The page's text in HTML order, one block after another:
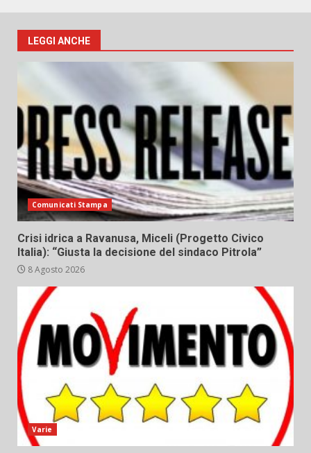
LEGGI ANCHE
Comunicati Stampa
Crisi idrica a Ravanusa, Miceli (Progetto Civico
Italia): “Giusta la decisione del sindaco Pitrola”
8 Agosto 2026
Varie